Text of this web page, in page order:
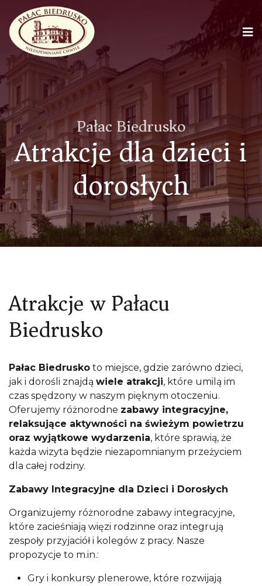
Pałac Biedrusko
Atrakcje dla dzieci i
dorosłych
Atrakcje w Pałacu
Biedrusko
Pałac Biedrusko to miejsce, gdzie zarówno dzieci,
jak i dorośli znajdą wiele atrakcji, które umilą im
czas spędzony w naszym pięknym otoczeniu.
Oferujemy różnorodne zabawy integracyjne,
relaksujące aktywności na świeżym powietrzu
oraz wyjątkowe wydarzenia, które sprawią, że
każda wizyta będzie niezapomnianym przeżyciem
dla całej rodziny.
Zabawy Integracyjne dla Dzieci i Dorosłych
Organizujemy różnorodne zabawy integracyjne,
które zacieśniają więzi rodzinne oraz integrują
zespoły przyjaciół i kolegów z pracy. Nasze
propozycje to m.in.:
Gry i konkursy plenerowe, które rozwijają